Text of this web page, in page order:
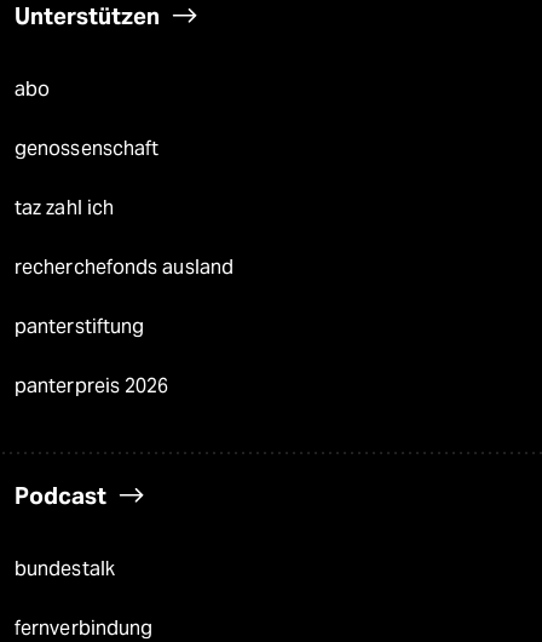
Unterstützen
abo
genossenschaft
taz zahl ich
recherchefonds ausland
panterstiftung
panterpreis 2026
Podcast
bundestalk
fernverbindung